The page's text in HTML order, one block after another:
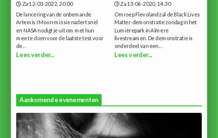
Za 12-03-2022, 20:00
De lancering van de onbemande
Artemis I Moon-missie nadert snel
en NASA nodigt je uit om met hun
mee te doen voor de laatste test voor
de...
Lees verder...
Za 13-06-2020, 14:30
Omroep Flevoland zal de Black Lives
Matter-demonstratie zondag in het
Lumièrepark in Almere
livestreamen. De demonstratie is
onderdeel van een...
Lees verder...
Aankomende evenementen